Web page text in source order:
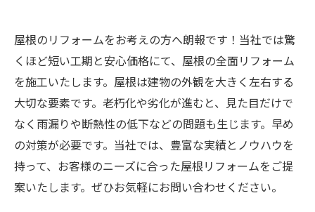
屋根のリフォームをお考えの方へ朗報です！当社では驚
くほど短い工期と安心価格にて、屋根の全面リフォーム
を施工いたします。屋根は建物の外観を大きく左右する
大切な要素です。老朽化や劣化が進むと、見た目だけで
なく雨漏りや断熱性の低下などの問題も生じます。早め
の対策が必要です。当社では、豊富な実績とノウハウを
持って、お客様のニーズに合った屋根リフォームをご提
案いたします。ぜひお気軽にお問い合わせください。